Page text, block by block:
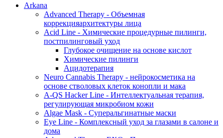
Arkana
Advanced Therapy - Объемная
коррекцияархитектуры лица
Acid Line - Химические процедурные пилинги,
постпилинговый уход
Глубокое очищение на основе кислот
Химические пилинги
Ацидотерапия
Neuro Cannabis Therapy - нейрокосметика на
основе стволовых клеток конопли и мака
A-QS Hacker Line - Интеллектуальная терапия,
регулирующая микробиом кожи
Algae Mask - Суперальгинатные маски
Eye Line - Комплексный уход за глазами в салоне и
дома